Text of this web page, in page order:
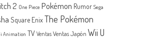
2 One Piece Pokémon Rumor Sega
Square EnixThe Pokémon
Animation TV Ventas Ventas Japón Wii U